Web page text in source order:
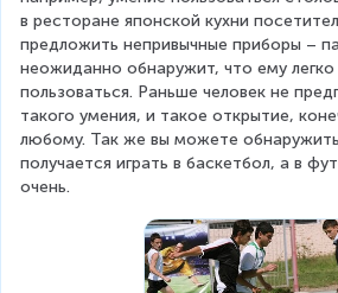
в ресторане японской кухни
предложить непривычные приборы –
неожиданно обнаружит, что ему
пользоваться. Раньше человек не
такого умения, и такое открытие,
любому. Так же вы можете
получается играть в баскетбол, а в
очень.